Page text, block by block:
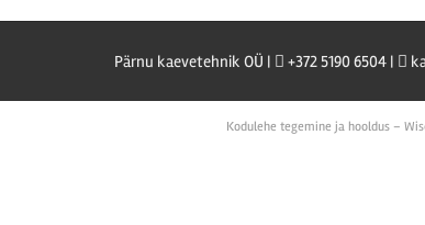
Pärnu kaevetehnik OÜ | +372 5190 6504 |
Kodulehe tegemine ja hooldus –